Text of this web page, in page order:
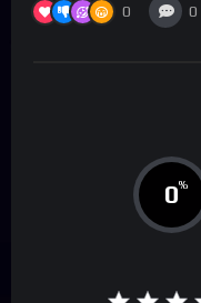
0 0
0%